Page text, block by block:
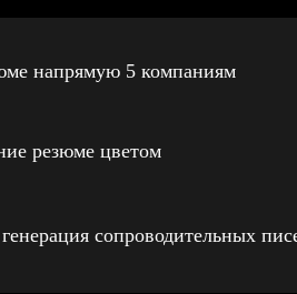
напрямую 5 компаниям
резюме цветом
сопроводительных